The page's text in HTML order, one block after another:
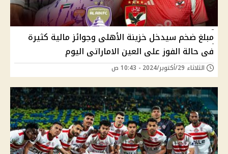
مبلغ ضخم سيدخل خزينة الأهلى وجوائز مالية كثيرة
فى حالة الفوز على العين الاماراتى اليوم
الثلاثاء 29/أكتوبر/2024 - 10:43 ص